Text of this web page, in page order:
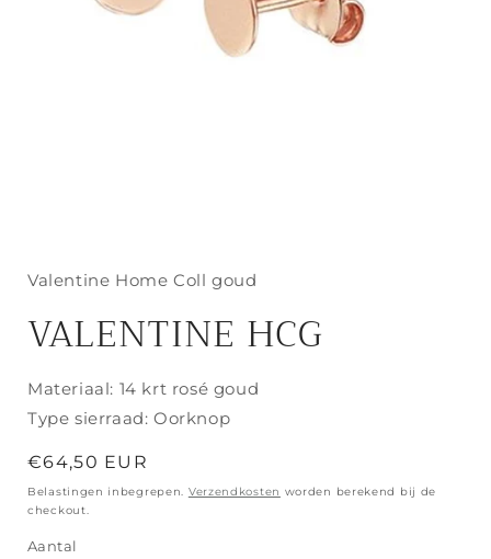
in
Valentine Home Coll goud
VALENTINE HCG
Materiaal: 14 krt rosé goud
Type sierraad: Oorknop
Normale
prijs
€64,50 EUR
Belastingen inbegrepen. Verzendkosten worden berekend bij de
checkout.
Aantal